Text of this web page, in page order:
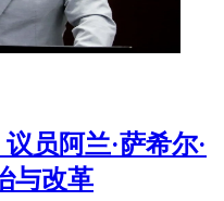
员阿兰·萨希尔·
与改革